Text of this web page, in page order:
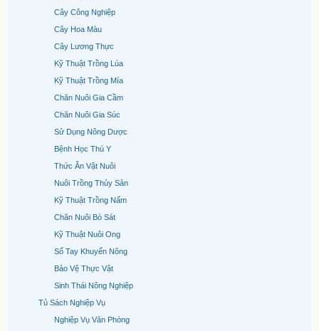
Cây Công Nghiệp
Cây Hoa Màu
Cây Lương Thực
Kỹ Thuật Trồng Lúa
Kỹ Thuật Trồng Mía
Chăn Nuôi Gia Cầm
Chăn Nuôi Gia Súc
Sử Dụng Nông Dược
Bệnh Học Thú Y
Thức Ăn Vật Nuôi
Nuôi Trồng Thủy Sản
Kỹ Thuật Trồng Nấm
Chăn Nuôi Bò Sát
Kỹ Thuật Nuôi Ong
Sổ Tay Khuyến Nông
Bảo Vệ Thực Vật
Sinh Thái Nông Nghiệp
Tủ Sách Nghiệp Vụ
Nghiệp Vụ Văn Phòng